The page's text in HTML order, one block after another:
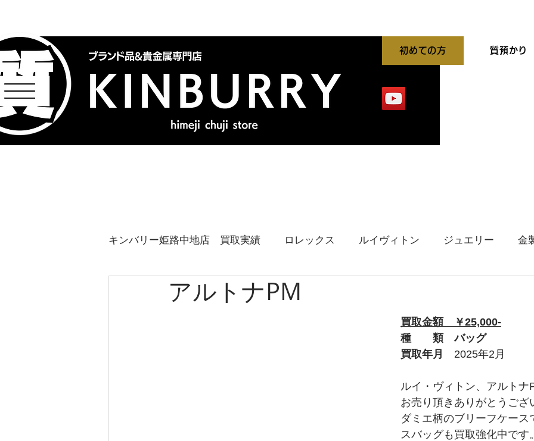
初めての方 質預かり
キンバリー姫路中地店 買取実績 ロレックス ルイヴィトン ジュエリー 金
エルメス カルティエ ブルガリ
チューダー トムフォード
ティファニー ウブロ
タグホイヤー ロエベ
アルトナPM
買取金額　￥25,000-
種　　類　バッグ
買取年月 2025年2月
ルイ・ヴィトン、アルトナ
お売り頂きありがとうござ
ダミエ柄のブリーフケース
スバッグも買取強化中です